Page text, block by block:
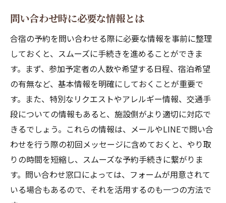
LINEでの問合せを効率化する方法
Facebookメッセージでの予約の流れ
サポート体制を確認して安心予約
LINE公式アカウントでの情報取得
問い合わせの返信速度を上げるコツ
SNSを活用した問い合わせのメリット
合宿予約を成功させるためのSNS活用法具体的
ステップガイド
SNSで効率的に情報収集する方法
予約決定までの具体的フロー
合宿予約成功のためのSNS戦略
問い合わせ時に必要な情報とは
合宿の予約を問い合わせる際に必要な情報を事前に整理
しておくと、スムーズに手続きを進めることができま
す。まず、参加予定者の人数や希望する日程、宿泊希望
の有無など、基本情報を明確にしておくことが重要で
す。また、特別なリクエストやアレルギー情報、交通手
段についての情報もあると、施設側がより適切に対応で
きるでしょう。これらの情報は、メールやLINEで問い合
わせを行う際の初回メッセージに含めておくと、やり取
りの時間を短縮し、スムーズな予約手続きに繋がりま
す。問い合わせ窓口によっては、フォームが用意されて
いる場合もあるので、それを活用するのも一つの方法で